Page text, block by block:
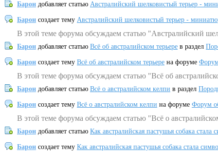
Барон добавляет статью Австралийский шелковистый терьер -
Барон создает тему Австралийский шелковистый терьер -
В этой теме форума обсуждаем статью "Австралийский
Барон добавляет статью Всё об австралийском терьере в раздел
Барон создает тему Всё об австралийском терьере на форуме
В этой теме форума обсуждаем статью "Всё об
Барон добавляет статью Всё о австралийском келпи в раздел
Барон создает тему Всё о австралийском келпи на форуме Форум
В этой теме форума обсуждаем статью "Всё о
Барон добавляет статью Как австралийская пастушья собака
Барон создает тему Как австралийская пастушья собака стала